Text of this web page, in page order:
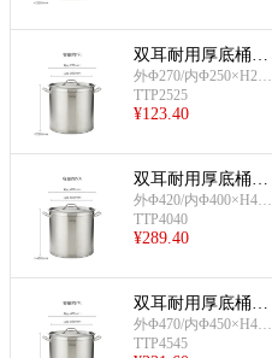
双耳耐用厚底桶连
盖(Φ250mm)
外Φ270/内Φ250×H250
mm;约12L
TTP2525
¥123.40
双耳耐用厚底桶连
盖(Φ400mm)
外Φ420/内Φ400×H400
mm;约50L
TTP4040
¥289.40
双耳耐用厚底桶连
盖(Φ450mm)
外Φ470/内Φ450×H450
mm;约71L
TTP4545